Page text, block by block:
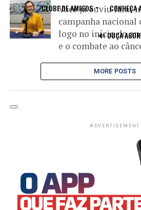
CLUBE DE AMIGOS CONHEÇA
🔊 OUÇA
Você já ouviu falar
campanha nacional
logo no início do
e o combate ao
MORE POSTS
ADVERTISEMENT